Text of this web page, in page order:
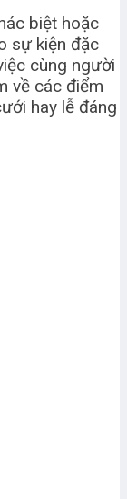
biệt hoặc
sự kiện đặc
cùng người
về các điểm
hay lễ đáng